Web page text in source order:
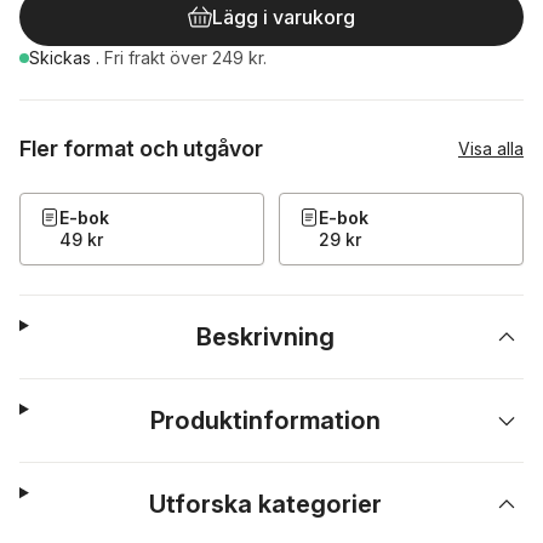
Lägg i varukorg
Skickas . Fri frakt över 249 kr.
Fler format och utgåvor Visa alla
E-bok
49 kr
E-bok
29 kr
Beskrivning
Produktinformation
Utforska kategorier